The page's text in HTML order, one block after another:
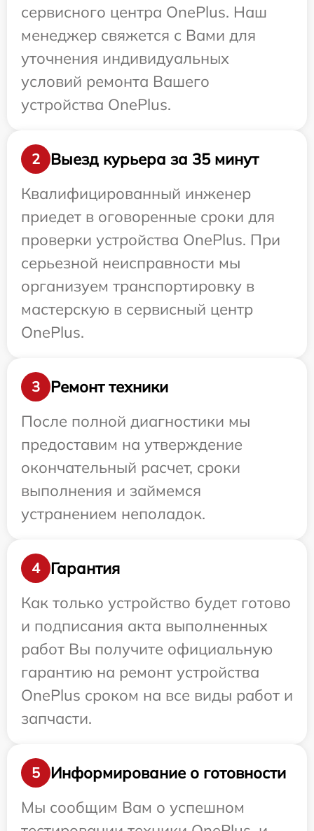
сервисного центра OnePlus. Наш
менеджер свяжется с Вами для
уточнения индивидуальных
условий ремонта Вашего
устройства OnePlus.
2
Выезд курьера за 35 минут
Квалифицированный инженер
приедет в оговоренные сроки для
проверки устройства OnePlus. При
серьезной неисправности мы
организуем транспортировку в
мастерскую в сервисный центр
OnePlus.
3
Ремонт техники
После полной диагностики мы
предоставим на утверждение
окончательный расчет, сроки
выполнения и займемся
устранением неполадок.
4
Гарантия
Как только устройство будет готово
и подписания акта выполненных
работ Вы получите официальную
гарантию на ремонт устройства
OnePlus сроком на все виды работ и
запчасти.
5
Информирование о готовности
Мы сообщим Вам о успешном